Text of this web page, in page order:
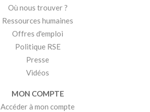
Où nous trouver ?
Ressources humaines
Offres d'emploi
Politique RSE
Presse
Vidéos
MON COMPTE
Accéder à mon compte